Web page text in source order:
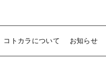
コトカラについて お知らせ